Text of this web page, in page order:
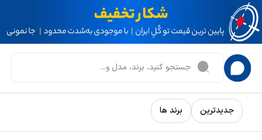
جدیدترین برند ها